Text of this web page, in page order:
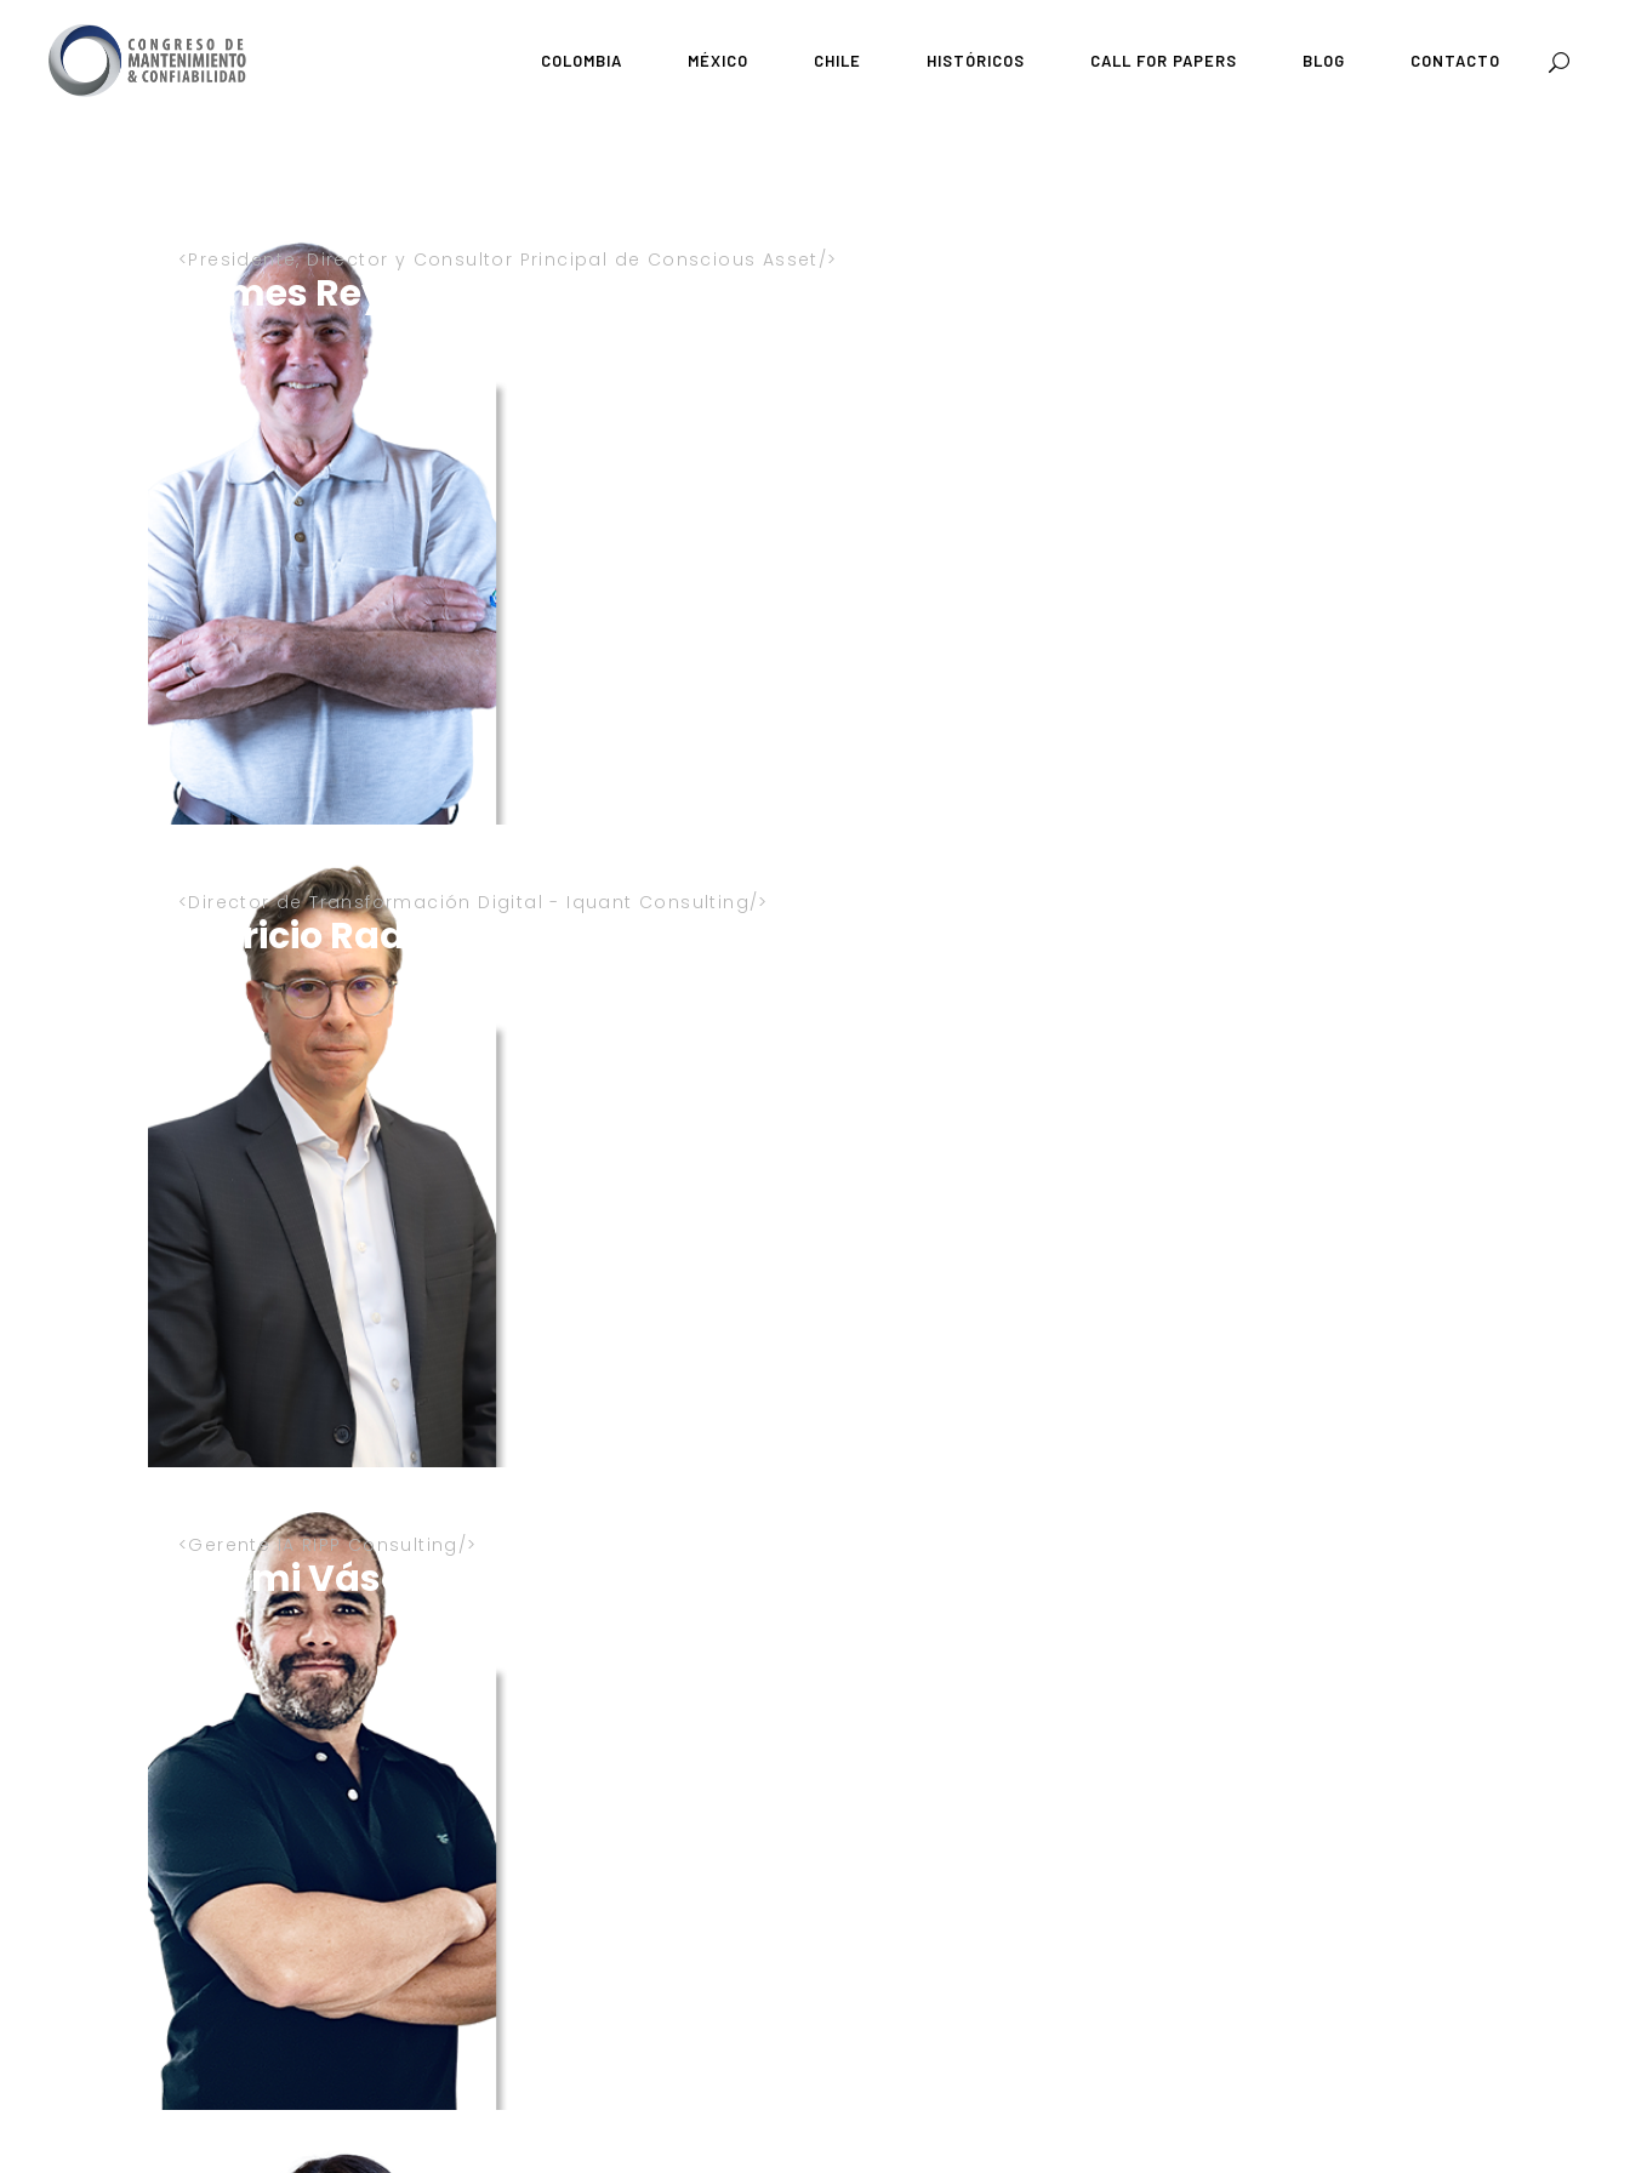
COLOMBIA MÉXICO CHILE HISTÓRICOS CALL FOR PAPERS BLOG CONTACTO
Presidente, Director y Consultor Principal de Conscious Asset
James Reyes-Picknell
Director de Transformación Digital - Iquant Consulting
Patricio Radeljak
Gerente IA RIPP Consulting
Raymi Vásquez Moreno